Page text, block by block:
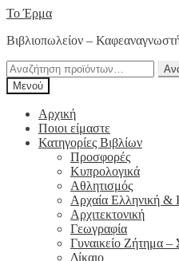
Απευθείας
στην
Μετάβαση
περιεχόμενο
Το Έρμα
Βιβλιοπωλείον –
Αναζήτηση
για:Μενού
Αρχική
Ποιοι είμαστε
Κατηγορίες Βιβλίων
Προσφορές
Κυπρολογικά
Αθλητισμός
Αρχαία Ελληνική &
Αρχιτεκτονική
Γεωγραφία
Γυναικείο Ζήτημα –
Δίκαιο